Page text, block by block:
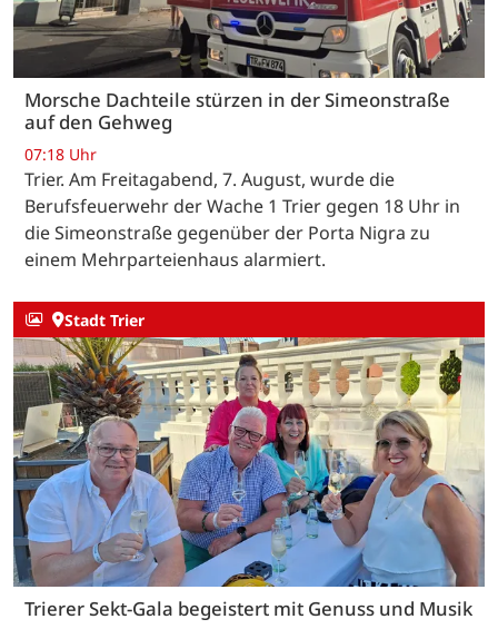
Morsche Dachteile stürzen in der Simeonstraße
auf den Gehweg
07:18 Uhr
Trier. Am Freitagabend, 7. August, wurde die
Berufsfeuerwehr der Wache 1 Trier gegen 18 Uhr in
die Simeonstraße gegenüber der Porta Nigra zu
einem Mehrparteienhaus alarmiert.
Stadt Trier
Trierer Sekt-Gala begeistert mit Genuss und Musik